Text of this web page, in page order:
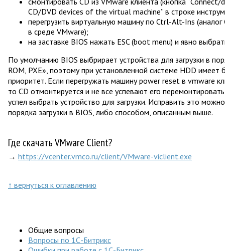
CD/DVD devices of the virtual machine” в строке
перегрузить виртуальную машину по Ctrl-Alt-Ins
в среде VMware);
на заставке BIOS нажать ESC (boot menu) и явно
По умолчанию BIOS выбрирает устройства для загрузки в
ROM, PXE», поэтому при установленной системе HDD имеет
приоритет. Если перегружать машину power reset в vmware
то CD отмонтируется и не все успевают его
успел выбрать устройство для загрузки. Исправить это
порядка загрузки в BIOS, либо способом, описанным выше.
Где скачать VMware Client?
→ https://vcenter.vmco.ru/client/VMware-viclient.exe
↑ вернуться к оглавлению
Общие вопросы
Вопросы по 1С-Битрикс